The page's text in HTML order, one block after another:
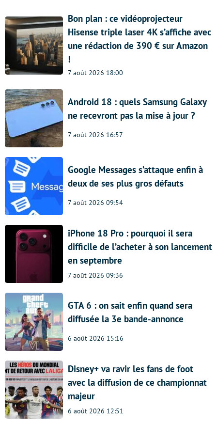
Bon plan : ce vidéoprojecteur
Hisense triple laser 4K s’affiche avec
une rédaction de 390 € sur Amazon
!
7 août 2026 18:00
Android 18 : quels Samsung Galaxy
ne recevront pas la mise à jour ?
7 août 2026 16:57
Google Messages s’attaque enfin à
deux de ses plus gros défauts
7 août 2026 09:54
iPhone 18 Pro : pourquoi il sera
difficile de l’acheter à son lancement
en septembre
7 août 2026 09:36
GTA 6 : on sait enfin quand sera
diffusée la 3e bande-annonce
6 août 2026 15:16
Disney+ va ravir les fans de foot
avec la diffusion de ce championnat
majeur
6 août 2026 12:51